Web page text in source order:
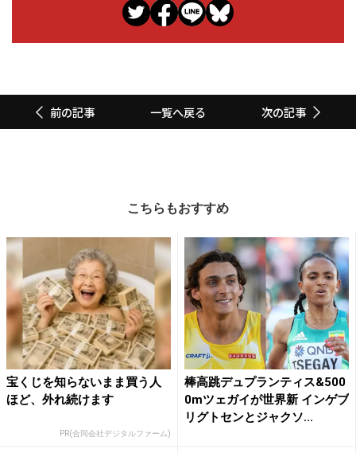
前の記事 一覧へ戻る 次の記事
こちらもおすすめ
宝くじを知らないまま買う人
ほど、外れ続けます
PR(合同会社デジタルファーム)
棒高跳デュプランティス&500
0mツェガイが世界新 インゲブ
リグトセンとジャクソ...